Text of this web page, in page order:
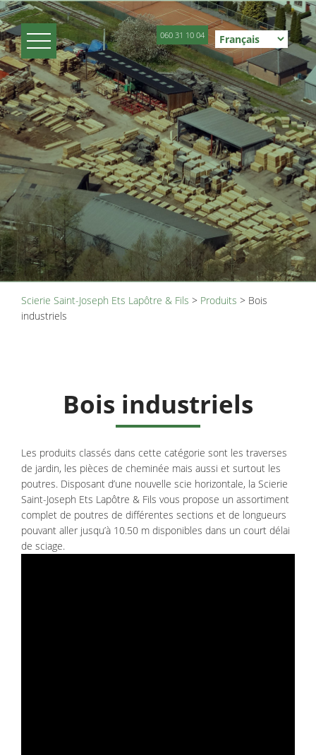
060 31 10 04
Scierie Saint-Joseph Ets Lapôtre & Fils > Produits > Bois
industriels
Bois industriels
Les produits classés dans cette catégorie sont les traverses
de jardin, les pièces de cheminée mais aussi et surtout les
poutres. Disposant d’une nouvelle scie horizontale, la Scierie
Saint-Joseph Ets Lapôtre & Fils vous propose un assortiment
complet de poutres de différentes sections et de longueurs
pouvant aller jusqu’à 10.50 m disponibles dans un court délai
de sciage.